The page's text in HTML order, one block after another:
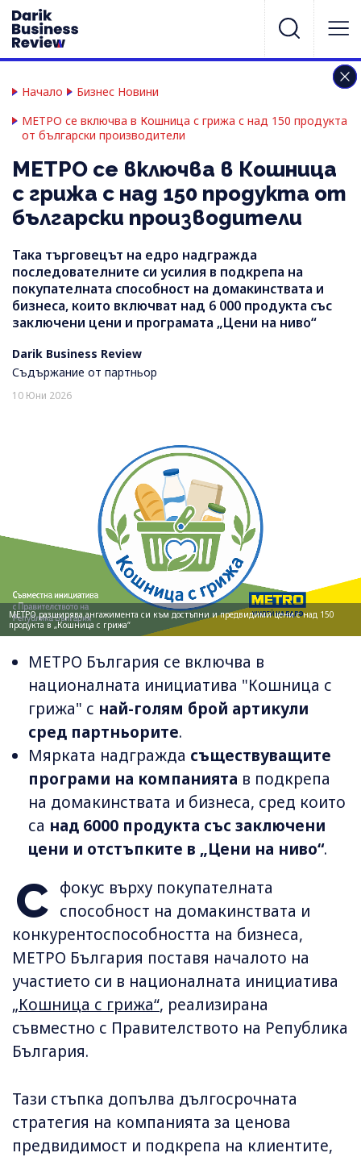
Начало
Бизнес Новини
МЕТРО се включва в Кошница с грижа с над 150 продукта
от български производители
МЕТРО се включва в Кошница
с грижа с над 150 продукта от
български производители
Така търговецът на едро надгражда
последователните си усилия в подкрепа на
покупателната способност на домакинствата и
бизнеса, които включват над 6 000 продукта със
заключени цени и програмата „Цени на ниво“
Darik Business Review
Съдържание от партньор
10 Юни 2026
МЕТРО разширява ангажимента си към достъпни и предвидими цени с над 150
продукта в „Кошница с грижа“
МЕТРО България се включва в
националната инициатива "Кошница с
грижа" с най-голям брой артикули
сред партньорите.
Мярката надгражда съществуващите
програми на компанията в подкрепа
на домакинствата и бизнеса, сред които
са над 6000 продукта със заключени
цени и отстъпките в „Цени на ниво“.
С фокус върху покупателната
способност на домакинствата и
конкурентоспособността на бизнеса,
МЕТРО България поставя началото на
участието си в националната инициатива
„Кошница с грижа“, реализирана
съвместно с Правителството на Република
България.
Тази стъпка допълва дългосрочната
стратегия на компанията за ценова
предвидимост и подкрепа на клиентите,